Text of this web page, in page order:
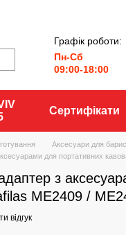
Графік роботи:
Пн-Сб
09:00-18:00
Сертифікати
Аксесуари для
для портативних
з
ME2409 /
відгук